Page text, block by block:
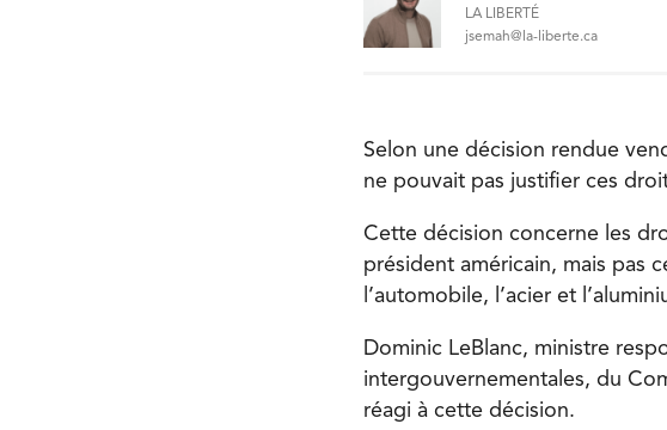
LA LIBERTÉ
jsemah@la-liberte.ca
Selon une décision rendue
ne pouvait pas justifier ces
Cette décision concerne les
président américain, mais pas
l’automobile, l’acier et
Dominic LeBlanc, ministre
intergouvernementales, du
réagi à cette décision.